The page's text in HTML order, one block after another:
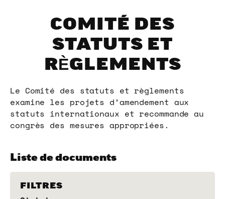
COMITÉ DES
STATUTS ET
RÈGLEMENTS
Le Comité des statuts et règlements
examine les projets d’amendement aux
statuts internationaux et recommande au
congrès des mesures appropriées.
Liste de documents
FILTRES